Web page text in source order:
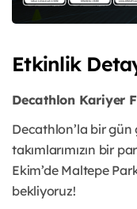
Etkinlik
Decathlon Kariyer
Decathlon’la bir
takımlarımızın bir
Ekim’de Maltepe
bekliyoruz!